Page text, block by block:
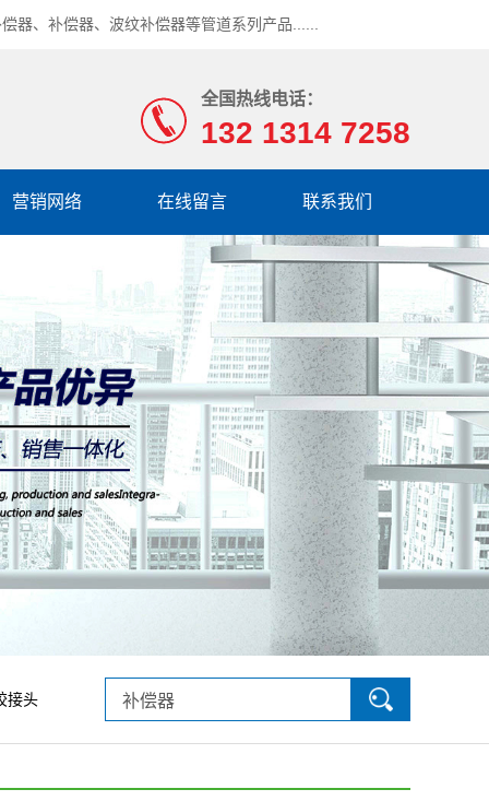
器、 补偿器、 波纹补偿器等管道系列产品......
全国热线电话：
132 1314 7258
营销网络 在线留言 联系我们
接头